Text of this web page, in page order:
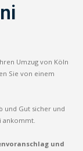
Umzug von Köln
Sie von einem
und Gut sicher und
ankommt.
und